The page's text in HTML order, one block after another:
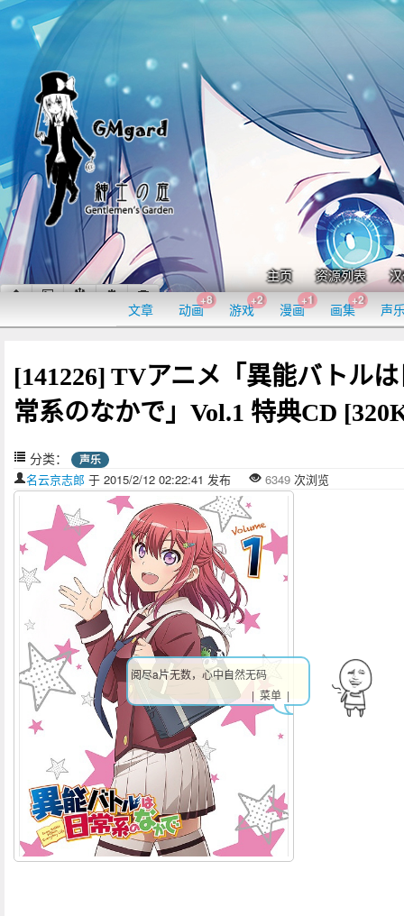
主页 资源列表
文章 动画
+8
游戏
+2
漫画
+1
画集
+2
声
[141226] TVアニメ「異能バトル
常系のなかで」Vol.1 特典CD
分类： 声乐
名云京志郎 于 2015/2/12 02:22:41 发布 6349 次浏览
阅尽a片无数，心中自然无码
| 菜单 |